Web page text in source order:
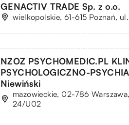
GENACTIV TRADE Sp. z o.o.
wielkopolskie, 61-615 Poznań,
NZOZ PSYCHOMEDIC.PL
PSYCHOLOGICZNO-
Niewiński
mazowieckie, 02-786
24/U02